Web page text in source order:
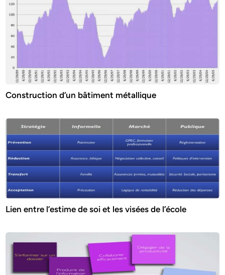
Construction d’un bâtiment métallique
Lien entre l’estime de soi et les visées de l’école